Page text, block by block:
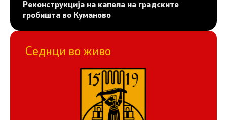
Реконструкција на капела на градските
гробишта во Куманово
Седнци во живо